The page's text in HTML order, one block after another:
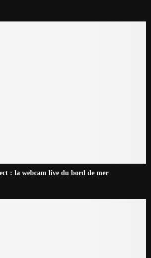
: la webcam live du bord de mer